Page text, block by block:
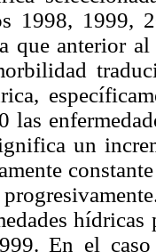
1998, 1999,
que anterior
las
un
En el